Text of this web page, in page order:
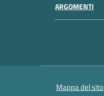
ARGOMENTI
Mappa del sito